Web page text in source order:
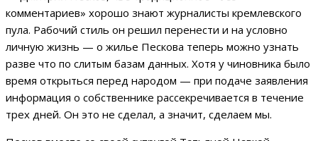
комментариев» хорошо знают журналисты кремлевского
пула. Рабочий стиль он решил перенести и на условно
личную жизнь — о жилье Пескова теперь можно узнать
разве что по слитым базам данных. Хотя у чиновника было
время открыться перед народом — при подаче заявления
информация о собственнике рассекречивается в течение
трех дней. Он это не сделал, а значит, сделаем мы.